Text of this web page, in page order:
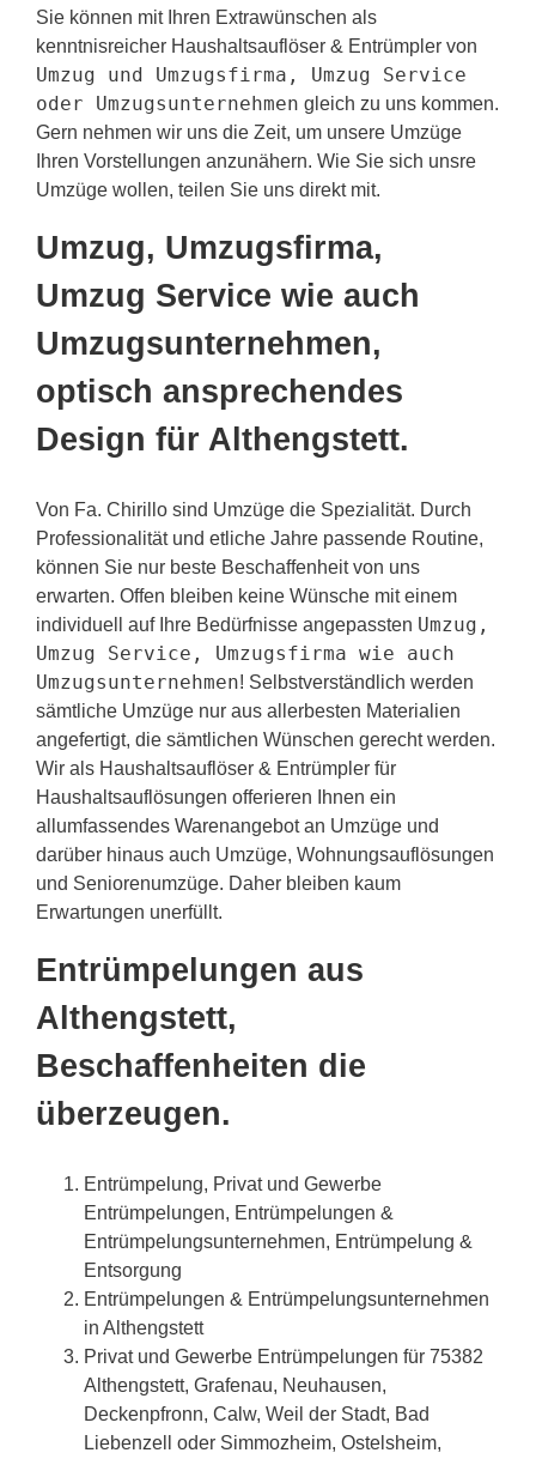
Sie können mit Ihren Extrawünschen als
kenntnisreicher Haushaltsauflöser & Entrümpler von
Umzug und Umzugsfirma, Umzug Service
oder Umzugsunternehmen gleich zu uns kommen.
Gern nehmen wir uns die Zeit, um unsere Umzüge
Ihren Vorstellungen anzunähern. Wie Sie sich unsre
Umzüge wollen, teilen Sie uns direkt mit.
Umzug, Umzugsfirma,
Umzug Service wie auch
Umzugsunternehmen,
optisch ansprechendes
Design für Althengstett.
Von Fa. Chirillo sind Umzüge die Spezialität. Durch
Professionalität und etliche Jahre passende Routine,
können Sie nur beste Beschaffenheit von uns
erwarten. Offen bleiben keine Wünsche mit einem
individuell auf Ihre Bedürfnisse angepassten Umzug,
Umzug Service, Umzugsfirma wie auch
Umzugsunternehmen! Selbstverständlich werden
sämtliche Umzüge nur aus allerbesten Materialien
angefertigt, die sämtlichen Wünschen gerecht werden.
Wir als Haushaltsauflöser & Entrümpler für
Haushaltsauflösungen offerieren Ihnen ein
allumfassendes Warenangebot an Umzüge und
darüber hinaus auch Umzüge, Wohnungsauflösungen
und Seniorenumzüge. Daher bleiben kaum
Erwartungen unerfüllt.
Entrümpelungen aus
Althengstett,
Beschaffenheiten die
überzeugen.
Entrümpelung, Privat und Gewerbe
Entrümpelungen, Entrümpelungen &
Entrümpelungsunternehmen, Entrümpelung &
Entsorgung
Entrümpelungen & Entrümpelungsunternehmen
in Althengstett
Privat und Gewerbe Entrümpelungen für 75382
Althengstett, Grafenau, Neuhausen,
Deckenpfronn, Calw, Weil der Stadt, Bad
Liebenzell oder Simmozheim, Ostelsheim,